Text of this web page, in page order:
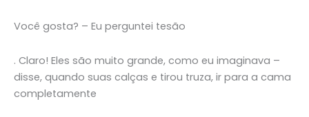
Você gosta? – Eu perguntei tesão
. Claro! Eles são muito grande, como eu imaginava –
disse, quando suas calças e tirou truza, ir para a cama
completamente